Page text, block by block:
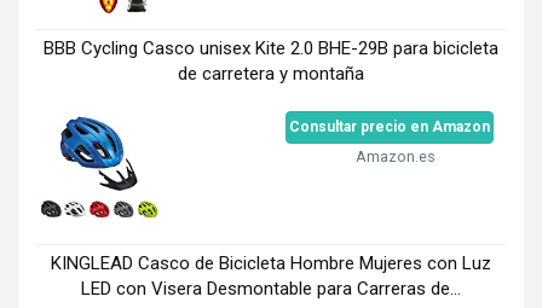
BBB Cycling Casco unisex Kite 2.0 BHE-29B para bicicleta
de carretera y montaña
Consultar precio en Amazon
Amazon.es
KINGLEAD Casco de Bicicleta Hombre Mujeres con Luz
LED con Visera Desmontable para Carreras de...